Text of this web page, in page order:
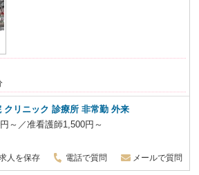
クリニック 診療所非常勤 外来
～／准看護師1,500円～
人を保存 電話で質問 メールで質問